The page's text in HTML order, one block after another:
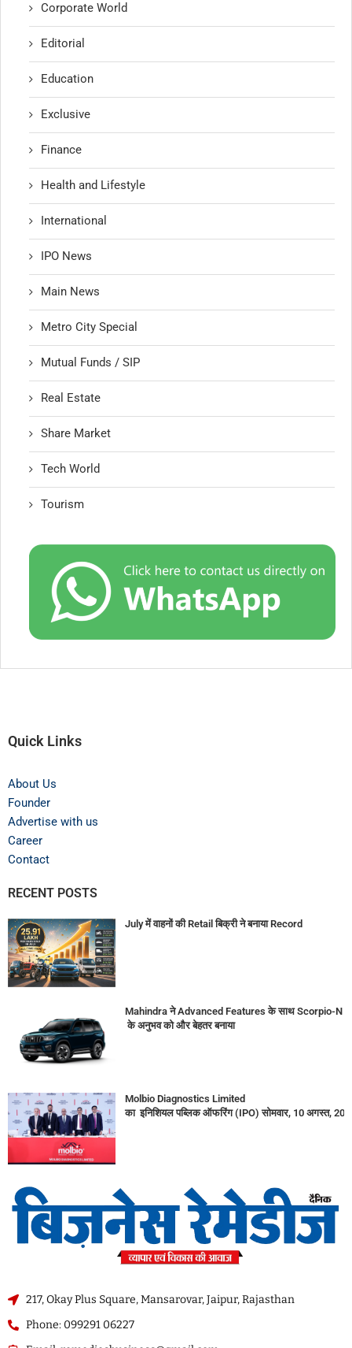
Corporate World
Editorial
Education
Exclusive
Finance
Health and Lifestyle
International
IPO News
Main News
Metro City Special
Mutual Funds / SIP
Real Estate
Share Market
Tech World
Tourism
Quick Links
About Us
Founder
Advertise with us
Career
Contact
RECENT POSTS
July में वाहनों की Retail बिक्री ने बनाया Record
Mahindra ने Advanced Features के साथ Scorpio-N
के अनुभव को और बेहतर बनाया
Molbio Diagnostics Limited
का इनिशियल पब्लिक ऑफरिंग (IPO) सोमवार, 10 अगस्त,
217, Okay Plus Square, Mansarovar, Jaipur, Rajasthan
Phone: 099291 06227